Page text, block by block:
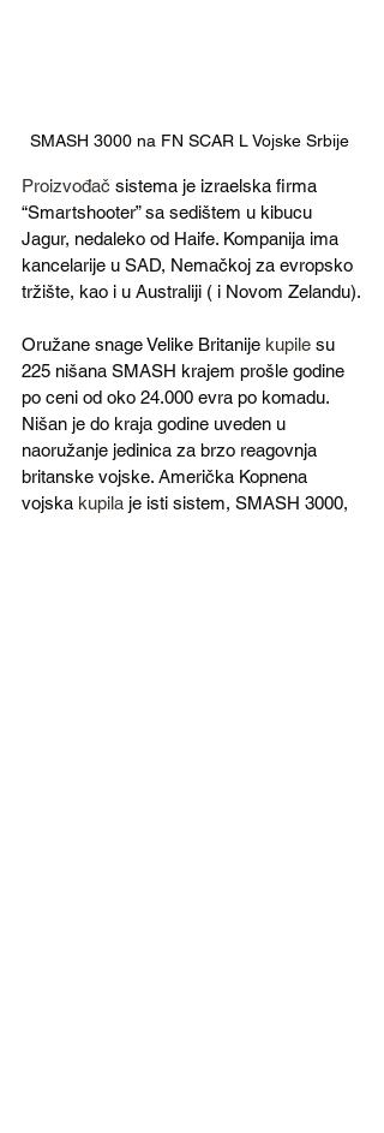
SMASH 3000 na FN SCAR L Vojske Srbije
Proizvođač sistema je izraelska firma
“Smartshooter” sa sedištem u kibucu
Jagur, nedaleko od Haife. Kompanija ima
kancelarije u SAD, Nemačkoj za evropsko
tržište, kao i u Australiji ( i Novom Zelandu).
Oružane snage Velike Britanije kupile su
225 nišana SMASH krajem prošle godine
po ceni od oko 24.000 evra po komadu.
Nišan je do kraja godine uveden u
naoružanje jedinica za brzo reagovnja
britanske vojske. Američka Kopnena
vojska kupila je isti sistem, SMASH 3000,